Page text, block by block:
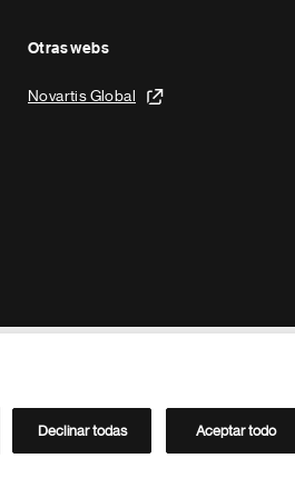
Otras webs
Novartis Global
Directorio de Novartis
Declinar todas Aceptar todo